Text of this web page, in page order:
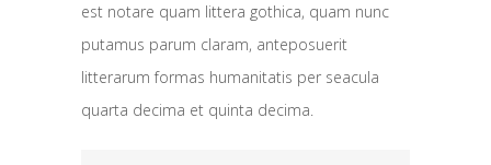
est notare quam littera gothica, quam nunc
putamus parum claram, anteposuerit
litterarum formas humanitatis per seacula
quarta decima et quinta decima.